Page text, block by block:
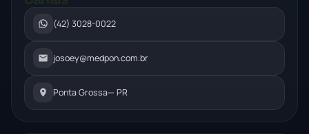
(42) 3028-0022
josoey@medpon.com.br
Ponta Grossa— PR